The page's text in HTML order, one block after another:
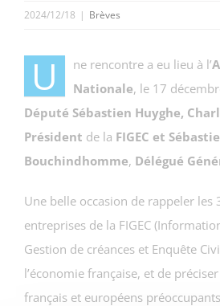
2024/12/18 | Brèves
U ne rencontre a eu lieu à l’
Nationale, le 17
Député Sébastien Huyghe,
Président de la FIGEC et
Bouchindhomme, Délégué
Une belle occasion de rappeler les
entreprises de la FIGEC
Gestion de créances et Enquête
l’économie française, et de
français et européens